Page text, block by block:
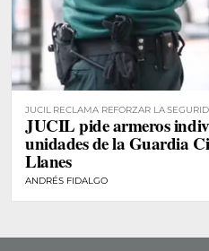
JUCIL RECLAMA REFORZAR LA
JUCIL pide armeros
unidades de la Guardia
Llanes
ANDRÉS FIDALGO